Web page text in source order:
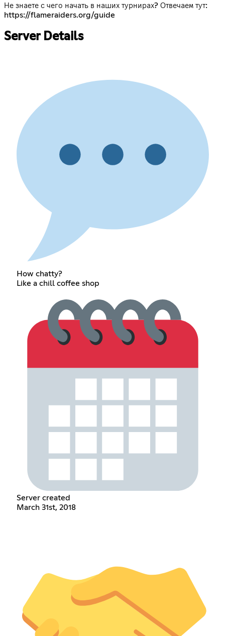
Не знаете с чего начать в наших турнирах? Отвечаем тут:
https://flameraiders.org/guide
Server Details
How chatty?
Like a chill coffee shop
Server created
March 31st, 2018